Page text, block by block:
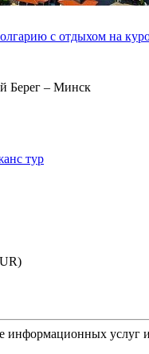
с отдыхом на
Берег – Минск
тур
информационных услуг